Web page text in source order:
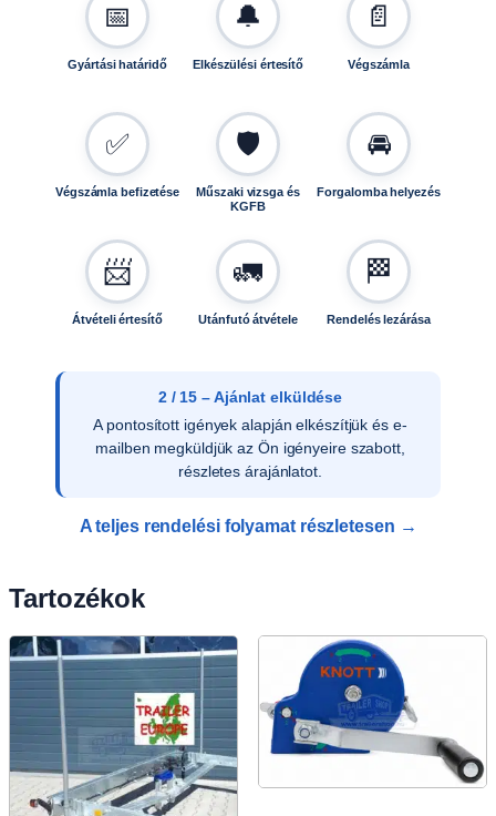
📅
Gyártási határidő
🔔
Elkészülési értesítő
📄
Végszámla
✅
Végszámla befizetése
🛡️
Műszaki vizsga és
KGFB
🚘
Forgalomba helyezés
📨
Átvételi értesítő
🚛
Utánfutó átvétele
🏁
Rendelés lezárása
2 / 15 – Ajánlat elküldése
A pontosított igények alapján elkészítjük és e-
mailben megküldjük az Ön igényeire szabott,
részletes árajánlatot.
A teljes rendelési folyamat részletesen →
Tartozékok